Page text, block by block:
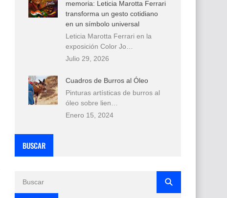
memoria: Leticia Marotta Ferrari
transforma un gesto cotidiano
en un símbolo universal
Leticia Marotta Ferrari en la
exposición Color Jo…
Julio 29, 2026
Cuadros de Burros al Óleo
Pinturas artísticas de burros al
óleo sobre lien…
Enero 15, 2024
BUSCAR